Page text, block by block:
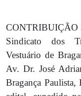
CONTRIBUIÇÃO
Sindicato dos
Vestuário de
Av. Dr. José
Bragança Paulista,